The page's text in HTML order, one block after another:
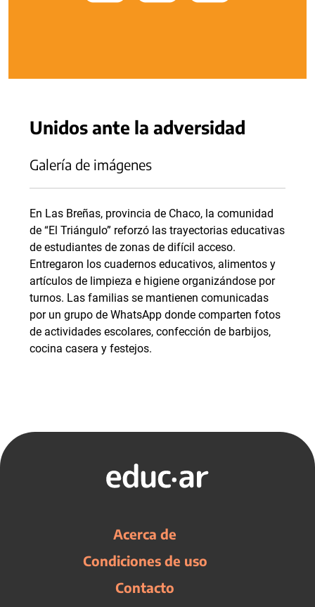
Unidos ante la adversidad
Galería de imágenes
En Las Breñas, provincia de Chaco, la comunidad
de “El Triángulo” reforzó las trayectorias educativas
de estudiantes de zonas de difícil acceso.
Entregaron los cuadernos educativos, alimentos y
artículos de limpieza e higiene organizándose por
turnos. Las familias se mantienen comunicadas
por un grupo de WhatsApp donde comparten fotos
de actividades escolares, confección de barbijos,
cocina casera y festejos.
Acerca de
Condiciones de uso
Contacto